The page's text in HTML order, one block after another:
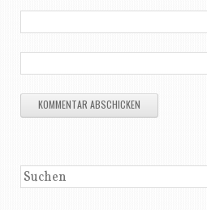
SUCHEN